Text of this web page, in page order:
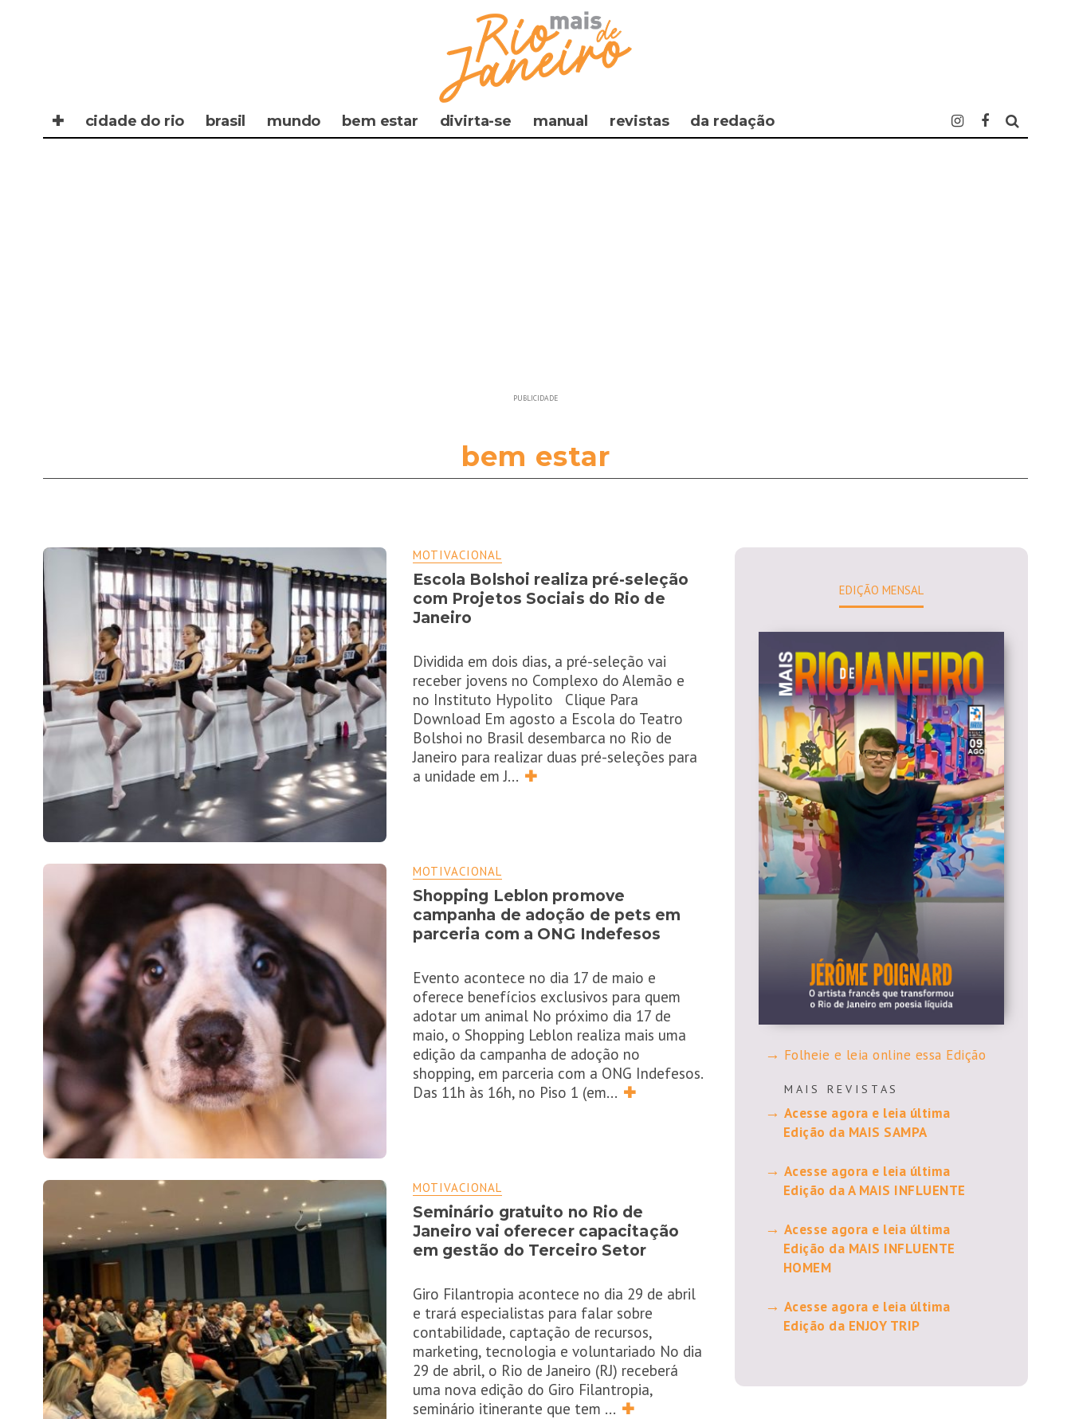
✚ cidade do rio brasil mundo bem estar divirta-se manual revistas da redação
PUBLICIDADE
bem estar
MOTIVACIONAL
Escola Bolshoi realiza pré-seleção
com Projetos Sociais do Rio de
Janeiro
Dividida em dois dias, a pré-seleção vai
receber jovens no Complexo do Alemão e
no Instituto Hypolito Clique Para
Download Em agosto a Escola do Teatro
Bolshoi no Brasil desembarca no Rio de
Janeiro para realizar duas pré-seleções para
a unidade em J... ✚
MOTIVACIONAL
Shopping Leblon promove
campanha de adoção de pets em
parceria com a ONG Indefesos
Evento acontece no dia 17 de maio e
oferece benefícios exclusivos para quem
adotar um animal No próximo dia 17 de
maio, o Shopping Leblon realiza mais uma
edição da campanha de adoção no
shopping, em parceria com a ONG Indefesos.
Das 11h às 16h, no Piso 1 (em... ✚
MOTIVACIONAL
Seminário gratuito no Rio de
Janeiro vai oferecer capacitação
em gestão do Terceiro Setor
Giro Filantropia acontece no dia 29 de abril
e trará especialistas para falar sobre
contabilidade, captação de recursos,
marketing, tecnologia e voluntariado No dia
29 de abril, o Rio de Janeiro (RJ) receberá
uma nova edição do Giro Filantropia,
seminário itinerante que tem ... ✚
EDIÇÃO MENSAL
Folheie e leia online essa Edição
M A I S R E V I S T A S
Acesse agora e leia última
Edição da MAIS SAMPA
Acesse agora e leia última
Edição da A MAIS INFLUENTE
Acesse agora e leia última
Edição da MAIS INFLUENTE
HOMEM
Acesse agora e leia última
Edição da ENJOY TRIP